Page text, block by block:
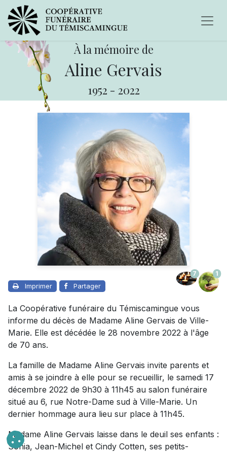
À la mémoire de
Aline Gervais
1952 - 2022
Imprimer Partager
7 1
La Coopérative funéraire du Témiscamingue vous
informe du décès de Madame Aline Gervais de Ville-
Marie. Elle est décédée le 28 novembre 2022 à l'âge
de 70 ans.
La famille de Madame Aline Gervais invite parents et
amis à se joindre à elle pour se recueillir, le samedi 17
décembre 2022 de 9h30 à 11h45 au salon funéraire
situé au 6, rue Notre-Dame sud à Ville-Marie. Un
dernier hommage aura lieu sur place à 11h45.
Madame Aline Gervais laisse dans le deuil ses enfants :
Sonia, Jean-Michel et Cindy Cotten, ses petits-